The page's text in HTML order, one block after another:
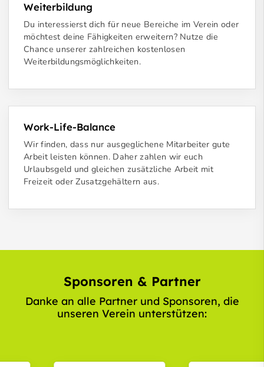
Weiterbildung
Du interessierst dich für neue Bereiche im Verein oder
möchtest deine Fähigkeiten erweitern? Nutze die
Chance unserer zahlreichen kostenlosen
Weiterbildungsmöglichkeiten.
Work-Life-Balance
Wir finden, dass nur ausgeglichene Mitarbeiter gute
Arbeit leisten können. Daher zahlen wir euch
Urlaubsgeld und gleichen zusätzliche Arbeit mit
Freizeit oder Zusatzgehältern aus.
Sponsoren & Partner
Danke an alle Partner und Sponsoren, die
unseren Verein unterstützen: